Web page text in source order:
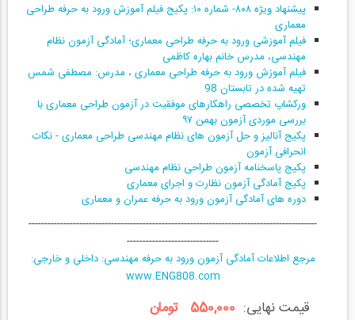
پیشنهاد ویژه ۸۰۸- شماره ۱۰: پکیج فیلم آموزش ورود به حرفه طراحی
معماری
فیلم آموزشی ورود به حرفه طراحی معماری؛ آمادگی آزمون نظام
مهندسی، مدرس خانم بهاره کاظمی
فیلم آموزش ورود به حرفه طراحی معماری ، مدرس: مصطفی شمس
تهیه شده در تابستان 98
ورکشاپ تخصصی راهکارهای موفقیت در آزمون طراحی معماری با
بررسی موردی آزمون بهمن ۹۷
پکیج آنالیز و حل آزمون های نظام مهندسی طراحی معماری - نکات
انحرافی آزمون
پکیج پاسخنامه آزمون طراحی نظام مهندسی
پکیج آمادگی آزمون نظارت و اجرای معماری
دوره های آمادگی آزمون ورود به حرفه عمران و معماری
-------------------------------------------------------------------------------------------
-----------------------------
مرجع اطلاعات آمادگی آزمون ورود به حرفه مهندسی: داخلی و خارجی:
www.ENG808.com
قیمت نهایی: 550,000 تومان